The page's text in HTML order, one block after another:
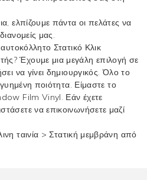
ελπίζουμε πάντα οι πελάτες να
μας.
Στατικό Κλικ
Έχουμε μια μεγάλη επιλογή σε
να γίνει δημιουργικός. Όλο το
ποιότητα. Είμαστε το
Film Vinyl. Εάν έχετε
να επικοινωνήσετε μαζί
ταινία >Στατική μεμβράνη από